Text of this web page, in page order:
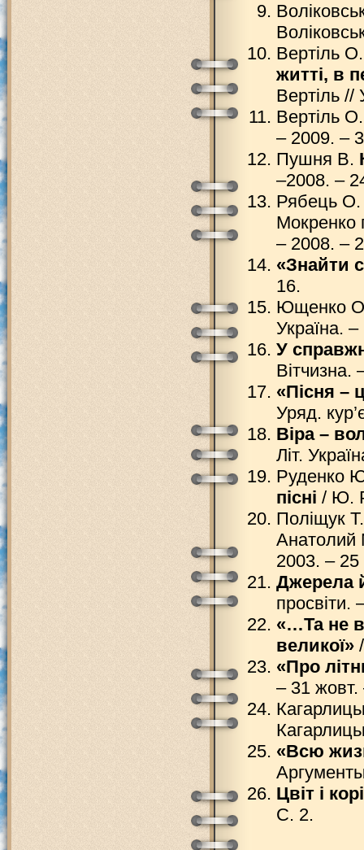
Вертіль
житті, в
Вертіль //
Вертіль
– 2009. –
Пушня В.
–2008. –
Рябець
Мокренко
– 2008. –
«Знайти
16.
Ющенко
Україна.
У
«Пісня –
Уряд.
Віра –
Літ.
Руденко
пісні / Ю.
Поліщук
Анатолий
2003. –
Джерела
просвіти.
«…Та не
великої»
«Про
– 31
«Всю
Цвіт і
С. 2.